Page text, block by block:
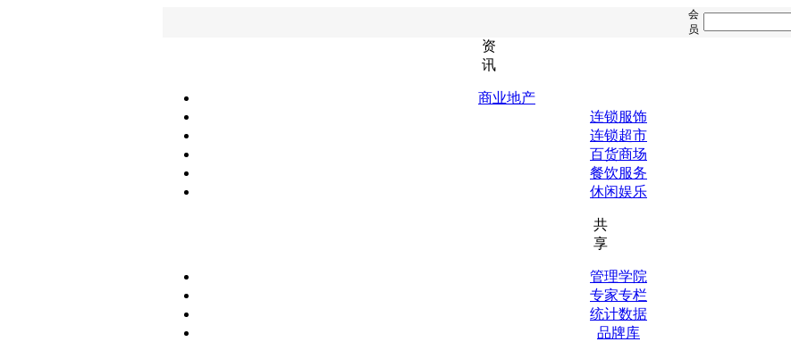
会
员
资
讯
商业地产
连锁服饰
连锁超市
百货商场
餐饮服务
休闲娱乐
共
享
管理学院
专家专栏
统计数据
品牌库